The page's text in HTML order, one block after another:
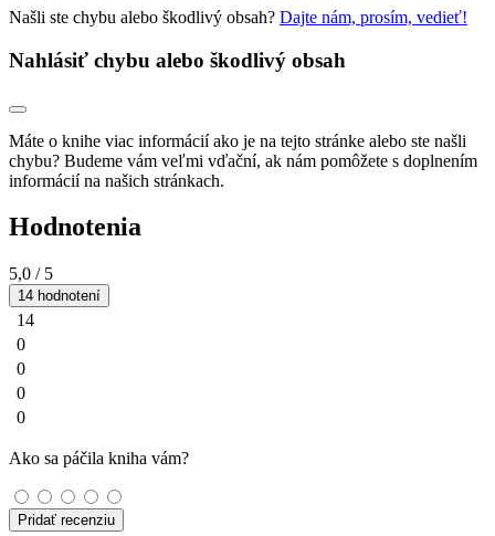
Našli ste chybu alebo škodlivý obsah? Dajte nám, prosím, vedieť!
Nahlásiť chybu alebo škodlivý obsah
Máte o knihe viac informácií ako je na tejto stránke alebo ste našli
chybu? Budeme vám veľmi vďační, ak nám pomôžete s doplnením
informácií na našich stránkach.
Hodnotenia
5,0 / 5
14 hodnotení
14
0
0
0
0
Ako sa páčila kniha vám?
Pridať recenziu